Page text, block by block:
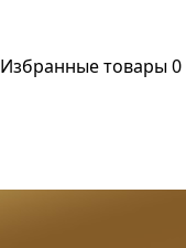
Избранные товары0